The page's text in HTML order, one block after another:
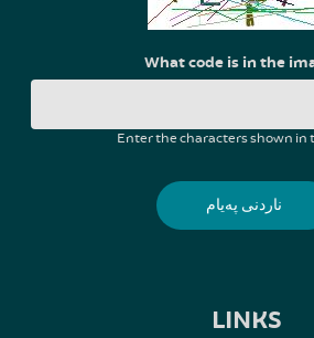
What code is in the
Enter the characters shown in
LINKS